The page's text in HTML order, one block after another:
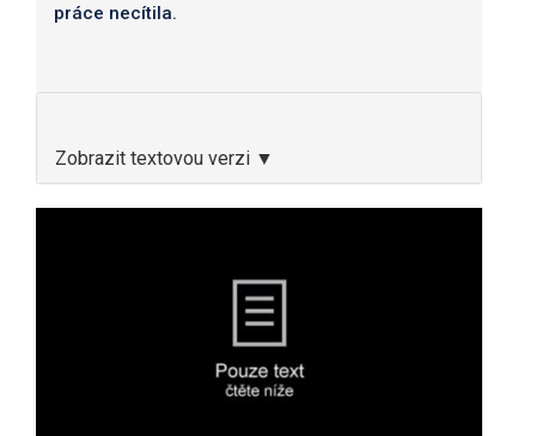
práce necítila.
Zobrazit textovou verzi ▼